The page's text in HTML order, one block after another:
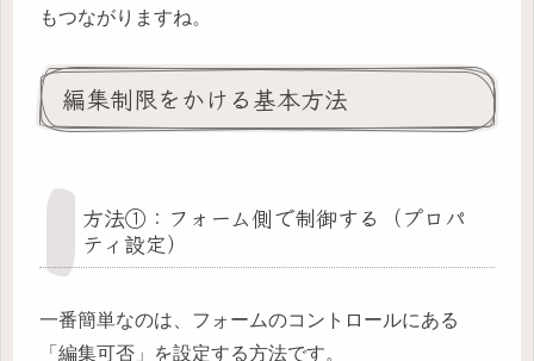
もつながりますね。
編集制限をかける基本方法
方法①：フォーム側で制御する（プロパ
ティ設定）
一番簡単なのは、フォームのコントロールにある
「編集可否」を設定する方法です。